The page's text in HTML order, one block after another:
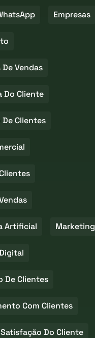
Empresas
Vendas
Do Cliente
Clientes
Artificial Marketing
De Clientes
Com Clientes
Satisfação Do Cliente